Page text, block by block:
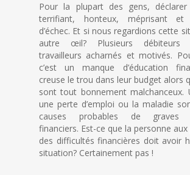
Pour la plupart des gens,
terrifiant, honteux, méprisant et
d’échec. Et si nous regardions cette
autre œil? Plusieurs débiteurs
travailleurs acharnés et motivés.
c’est un manque d’éducation
creuse le trou dans leur budget alors
sont tout bonnement malchanceux.
une perte d’emploi ou la maladie
causes probables de graves
financiers. Est-ce que la personne
des difficultés financières doit avoir
situation? Certainement pas !